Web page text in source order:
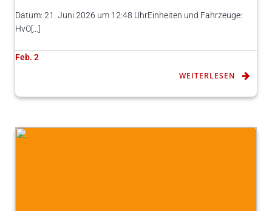
Datum: 21. Juni 2026 um 12:48 UhrEinheiten und Fahrzeuge:
HvO[…]
Feb. 2
WEITERLESEN